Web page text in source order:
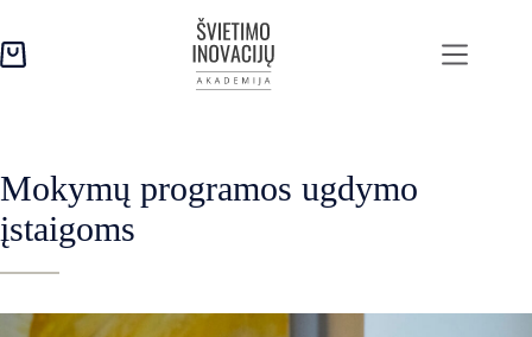
content
Pirkinių
Mokymų programos ugdymo
įstaigoms